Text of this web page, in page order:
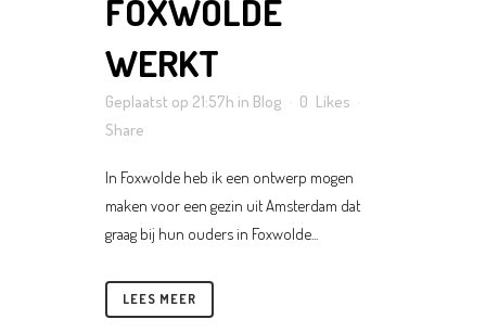
FOXWOLDE
WERKT
Geplaatst op 21:57h in Blog 0 Likes
Share
In Foxwolde heb ik een ontwerp mogen
maken voor een gezin uit Amsterdam dat
graag bij hun ouders in Foxwolde...
LEES MEER